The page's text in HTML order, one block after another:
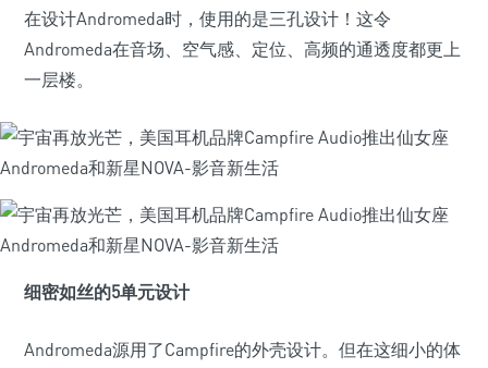
在设计Andromeda时，使用的是三孔设计！这令
Andromeda在音场、空气感、定位、高频的通透度都更上
一层楼。
细密如丝的5单元设计
Andromeda源用了Campfire的外壳设计。但在这细小的体